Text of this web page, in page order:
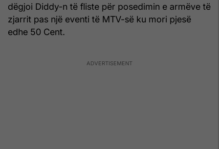
dëgjoi Diddy-n të fliste për posedimin e armëve të
zjarrit pas një eventi të MTV-së ku mori pjesë
edhe 50 Cent.